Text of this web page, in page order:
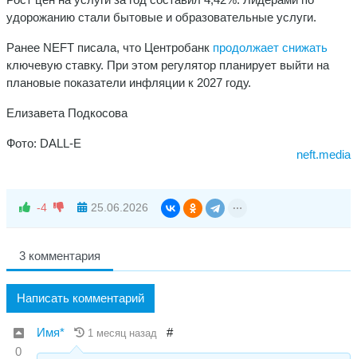
удорожанию стали бытовые и образовательные услуги.
Ранее NEFT писала, что Центробанк продолжает снижать
ключевую ставку. При этом регулятор планирует выйти на
плановые показатели инфляции к 2027 году.
Елизавета Подкосова
Фото: DALL-E
neft.media
-4 25.06.2026
3 комментария
Написать комментарий
0
Имя* 1 месяц назад #